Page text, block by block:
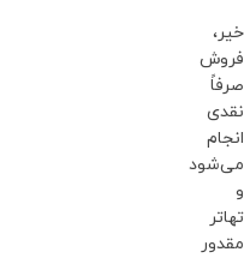
خیر،
فروش
صرفاً
نقدی
انجام
می‌شود
و
تهاتر
مقدور